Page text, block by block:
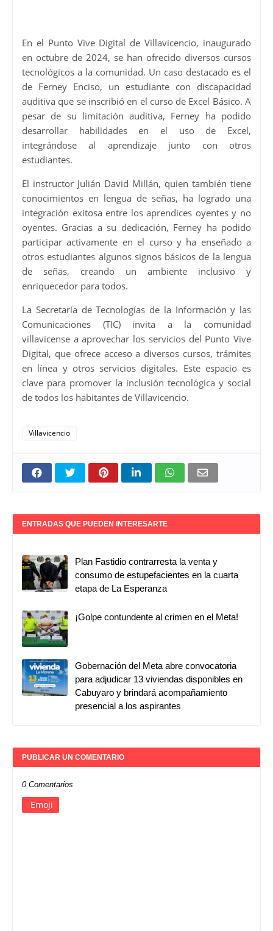
En el Punto Vive Digital de Villavicencio, inaugurado
en octubre de 2024, se han ofrecido diversos cursos
tecnológicos a la comunidad. Un caso destacado es el
de Ferney Enciso, un estudiante con discapacidad
auditiva que se inscribió en el curso de Excel Básico. A
pesar de su limitación auditiva, Ferney ha podido
desarrollar habilidades en el uso de Excel,
integrándose al aprendizaje junto con otros
estudiantes.
El instructor Julián David Millán, quien también tiene
conocimientos en lengua de señas, ha logrado una
integración exitosa entre los aprendices oyentes y no
oyentes. Gracias a su dedicación, Ferney ha podido
participar activamente en el curso y ha enseñado a
otros estudiantes algunos signos básicos de la lengua
de señas, creando un ambiente inclusivo y
enriquecedor para todos.
La Secretaría de Tecnologías de la Información y las
Comunicaciones (TIC) invita a la comunidad
villavicense a aprovechar los servicios del Punto Vive
Digital, que ofrece acceso a diversos cursos, trámites
en línea y otros servicios digitales. Este espacio es
clave para promover la inclusión tecnológica y social
de todos los habitantes de Villavicencio.
Villavicencio
ENTRADAS QUE PUEDEN INTERESARTE
Plan Fastidio contrarresta la venta y
consumo de estupefacientes en la cuarta
etapa de La Esperanza
¡Golpe contundente al crimen en el Meta!
Gobernación del Meta abre convocatoria
para adjudicar 13 viviendas disponibles en
Cabuyaro y brindará acompañamiento
presencial a los aspirantes
PUBLICAR UN COMENTARIO
0 Comentarios
Emoji